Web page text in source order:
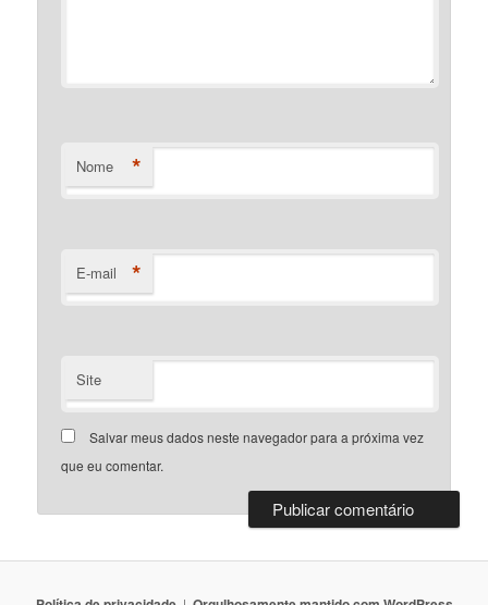
Nome *
E-mail *
Site
Salvar meus dados neste navegador para a próxima vez
que eu comentar.